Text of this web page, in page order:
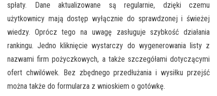
spłaty. Dane aktualizowane są regularnie, dzięki czemu
użytkownicy mają dostęp wyłącznie do sprawdzonej i świeżej
wiedzy. Oprócz tego na uwagę zasługuje szybkość działania
rankingu. Jedno kliknięcie wystarczy do wygenerowania listy z
nazwami firm pożyczkowych, a także szczegółami dotyczącymi
ofert chwilówek. Bez zbędnego przedłużania i wysiłku przejść
można także do formularza z wnioskiem o gotówkę.